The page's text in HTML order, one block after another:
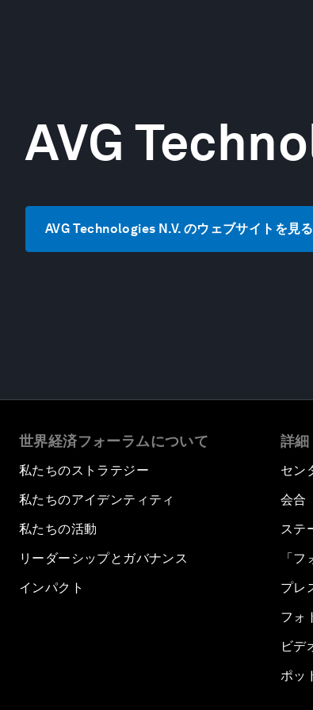
AVG
AVG Technologies N.V. のウェブサイトを見る
世界経済フォーラムについて
私たちのストラテジー
私たちのアイデンティティ
私たちの活動
リーダーシップとガバナンス
インパクト
詳細
セン
会合
ステ
「
プレ
フォ
ビデ
ポッ